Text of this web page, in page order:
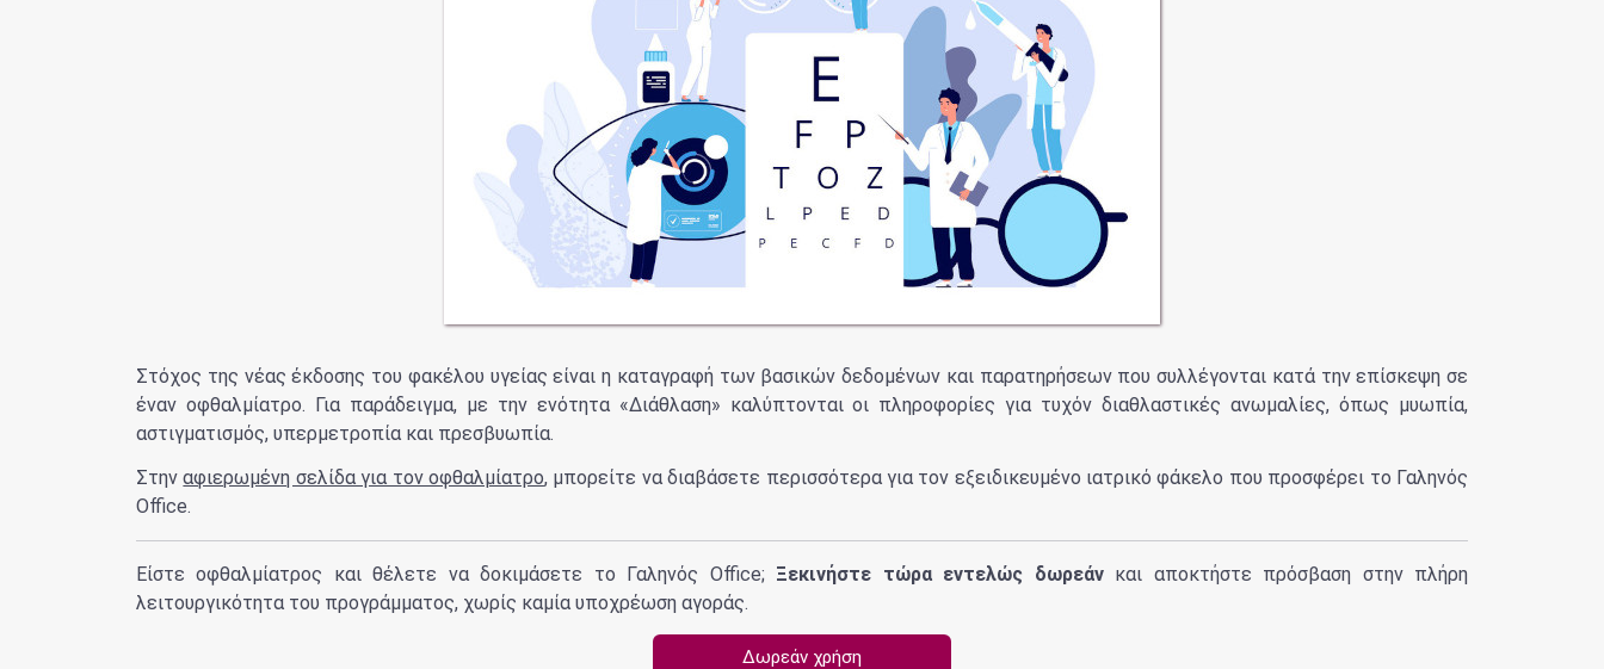
Στόχος της νέας έκδοσης του φακέλου υγείας είναι η καταγραφή των βασικών δεδομένων και παρατηρήσεων που συλλέγονται κατά την επίσκεψη σε
έναν οφθαλμίατρο. Για παράδειγμα, με την ενότητα «Διάθλαση» καλύπτονται οι πληροφορίες για τυχόν διαθλαστικές ανωμαλίες, όπως μυωπία,
αστιγματισμός, υπερμετροπία και πρεσβυωπία.
Στηναφιερωμένη σελίδα για τον οφθαλμίατρο, μπορείτε να διαβάσετε περισσότερα για τον εξειδικευμένο ιατρικό φάκελο που προσφέρει το Γαληνός
Office.
Είστε οφθαλμίατρος και θέλετε να δοκιμάσετε το Γαληνός Office; Ξεκινήστε τώρα εντελώς δωρεάνκαι αποκτήστε πρόσβαση στην πλήρη
λειτουργικότητα του προγράμματος, χωρίς καμία υποχρέωση αγοράς.
Δωρεάν χρήση